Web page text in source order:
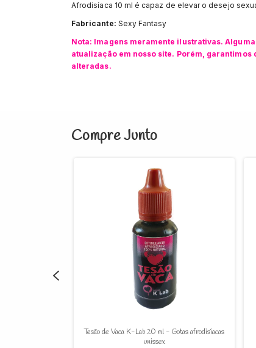
Afrodisíaca 10 ml é capaz de elevar o desejo
Fabricante: Sexy Fantasy
Nota: Imagens meramente ilustrativas.
atualização em nosso site. Porém,
alteradas.
Compre Junto
Tesão de Vaca K-Lab 20 ml - Gotas afrodisíacas
unissex